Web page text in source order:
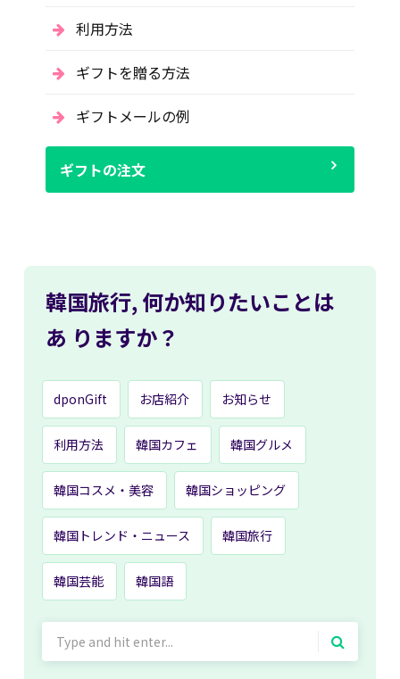
利用方法
ギフトを贈る方法
ギフトメールの例
ギフトの注文
韓国旅行, 何か知りたいことは
あ りますか？
dponGift お店紹介 お知らせ
利用方法 韓国カフェ 韓国グルメ
韓国コスメ・美容 韓国ショッピング
韓国トレンド・ニュース 韓国旅行
韓国芸能 韓国語